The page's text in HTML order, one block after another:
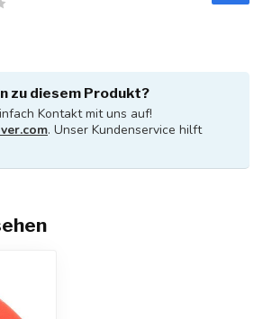
zu diesem Produkt?
Kontakt mit uns auf!
. Unser Kundenservice hilft